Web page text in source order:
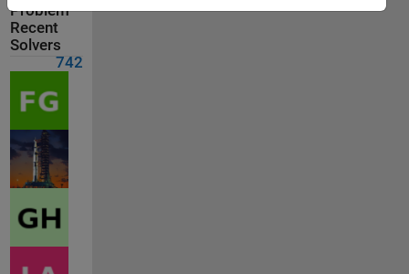
Problem
Recent
Solvers
742